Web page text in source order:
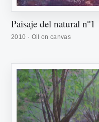
Paisaje del natural nº1
2010 · Oil on canvas